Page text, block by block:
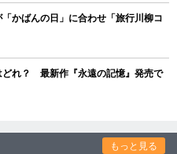
かばんの日」に合わせ「旅行川柳コ
どれ？ 最新作『永遠の記憶』発売で
もっと見る